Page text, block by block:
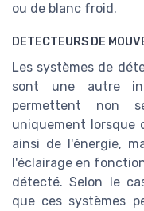
ou de blanc froid.
DETECTEURS DE
Les systèmes de
sont une autre
permettent non
uniquement lorsque
ainsi de l'énergie,
l'éclairage en
détecté. Selon le
que ces systèmes